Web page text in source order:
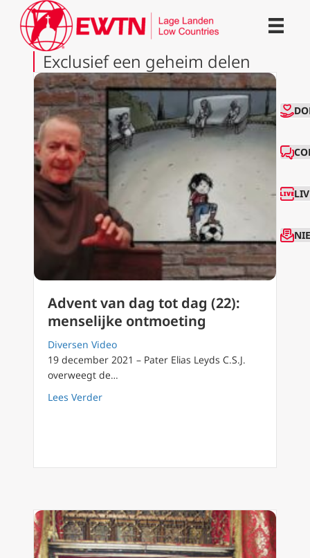
Exclusief een geheim delen
Advent van dag tot dag (22):
menselijke ontmoeting
Diversen Video
19 december 2021 – Pater Elias Leyds C.S.J.
overweegt de…
Lees Verderabout Advent van dag tot dag (22):